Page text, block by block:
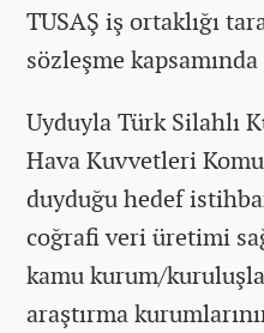
TUSAŞ iş ortaklığı
sözleşme
Uyduyla Türk Silahlı
Hava Kuvvetleri
duyduğu hedef
coğrafi veri üretimi
kamu kurum/
araştırma